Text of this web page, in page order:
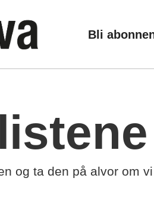
Bli
og ta den på alvor om